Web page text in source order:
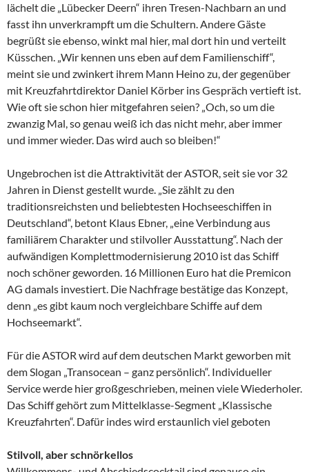
lächelt die „Lübecker Deern“ ihren Tresen-Nachbarn an und
fasst ihn unverkrampft um die Schultern. Andere Gäste
begrüßt sie ebenso, winkt mal hier, mal dort hin und verteilt
Küsschen. „Wir kennen uns eben auf dem Familienschiff“,
meint sie und zwinkert ihrem Mann Heino zu, der gegenüber
mit Kreuzfahrtdirektor Daniel Körber ins Gespräch vertieft ist.
Wie oft sie schon hier mitgefahren seien? „Och, so um die
zwanzig Mal, so genau weiß ich das nicht mehr, aber immer
und immer wieder. Das wird auch so bleiben!“
Ungebrochen ist die Attraktivität der ASTOR, seit sie vor 32
Jahren in Dienst gestellt wurde. „Sie zählt zu den
traditionsreichsten und beliebtesten Hochseeschiffen in
Deutschland“, betont Klaus Ebner, „eine Verbindung aus
familiärem Charakter und stilvoller Ausstattung“. Nach der
aufwändigen Komplettmodernisierung 2010 ist das Schiff
noch schöner geworden. 16 Millionen Euro hat die Premicon
AG damals investiert. Die Nachfrage bestätige das Konzept,
denn „es gibt kaum noch vergleichbare Schiffe auf dem
Hochseemarkt“.
Für die ASTOR wird auf dem deutschen Markt geworben mit
dem Slogan „Transocean – ganz persönlich“. Individueller
Service werde hier großgeschrieben, meinen viele Wiederholer.
Das Schiff gehört zum Mittelklasse-Segment „Klassische
Kreuzfahrten“. Dafür indes wird erstaunlich viel geboten
Stilvoll, aber schnörkellos